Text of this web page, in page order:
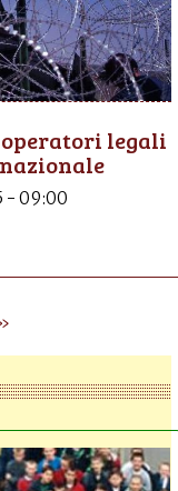
legali
- 09:00